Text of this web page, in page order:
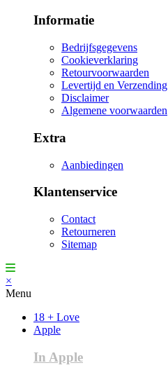
Informatie
Bedrijfsgegevens
Cookieverklaring
Retourvoorwaarden
Levertijd en Verzending
Disclaimer
Algemene voorwaarden
Extra
Aanbiedingen
Klantenservice
Contact
Retourneren
Sitemap
×
Menu
18 + Love
Apple
In Apple